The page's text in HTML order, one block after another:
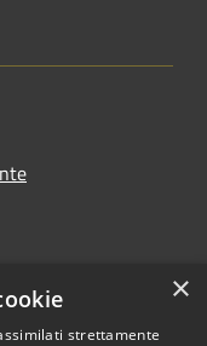
×
strettamente